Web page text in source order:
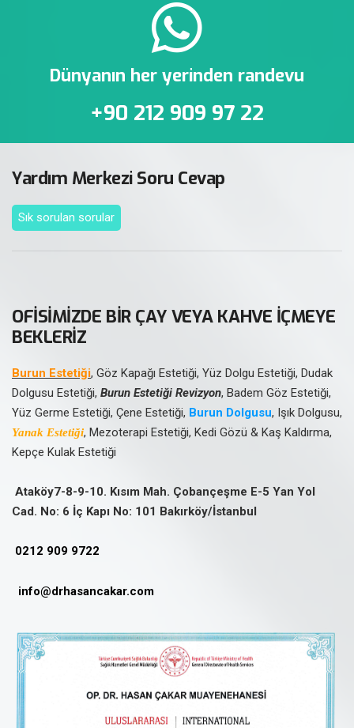
Dünyanın her yerinden randevu
+90 212 909 97 22
Yardım Merkezi Soru Cevap
Sık sorulan sorular
OFİSİMİZDE BİR ÇAY VEYA KAHVE İÇMEYE
BEKLERİZ
Burun Estetiği, Göz Kapağı Estetiği, Yüz Dolgu Estetiği, Dudak
Dolgusu Estetiği, Burun Estetiği Revizyon, Badem Göz Estetiği,
Yüz Germe Estetiği, Çene Estetiği, Burun Dolgusu, Işık Dolgusu,
Yanak Estetiği, Mezoterapi Estetiği, Kedi Gözü & Kaş Kaldırma,
Kepçe Kulak Estetiği
Ataköy7-8-9-10. Kısım Mah. Çobançeşme E-5 Yan Yol
Cad. No: 6 İç Kapı No: 101 Bakırköy/İstanbul
0212 909 9722
info@drhasancakar.com